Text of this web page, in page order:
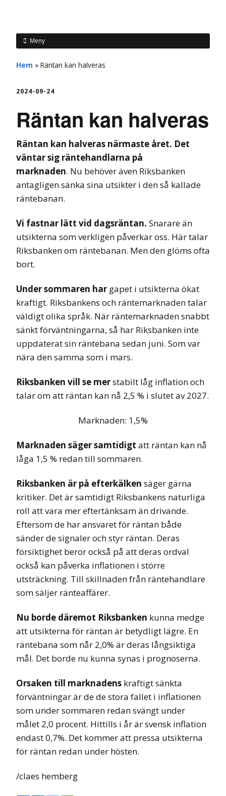
Meny
Hem » Räntan kan halveras
2024-09-24
Räntan kan halveras
Räntan kan halveras närmaste året. Det
väntar sig räntehandlarna på
marknaden. Nu behöver även Riksbanken
antagligen sänka sina utsikter i den så kallade
räntebanan.
Vi fastnar lätt vid dagsräntan. Snarare än
utsikterna som verkligen påverkar oss. Här talar
Riksbanken om räntebanan. Men den glöms ofta
bort.
Under sommaren har gapet i utsikterna ökat
kraftigt. Riksbankens och räntemarknaden talar
väldigt olika språk. När räntemarknaden snabbt
sänkt förväntningarna, så har Riksbanken inte
uppdaterat sin räntebana sedan juni. Som var
nära den samma som i mars.
Riksbanken vill se merstabilt låg inflation och
talar om att räntan kan nå 2,5 % i slutet av 2027.
Marknaden: 1,5%
Marknaden säger samtidigt att räntan kan nå
låga 1,5 % redan till sommaren.
Riksbanken är på efterkälken säger gärna
kritiker. Det är samtidigt Riksbankens naturliga
roll att vara mer eftertänksam än drivande.
Eftersom de har ansvaret för räntan både
sänder de signaler och styr räntan. Deras
försiktighet beror också på att deras ordval
också kan påverka inflationen i större
utsträckning. Till skillnaden från räntehandlare
som säljer ränteaffärer.
Nu borde däremot Riksbanken kunna medge
att utsikterna för räntan är betydligt lägre. En
räntebana som når 2,0% är deras långsiktiga
mål. Det borde nu kunna synas i prognoserna.
Orsaken till marknadens kraftigt sänkta
förväntningar är de de stora fallet i inflationen
som under sommaren redan svängt under
målet 2,0 procent. Hittills i år är svensk inflation
endast 0,7%. Det kommer att pressa utsikterna
för räntan redan under hösten.
/claes hemberg